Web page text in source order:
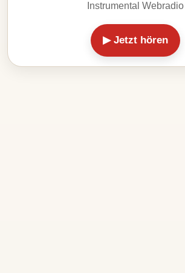
Instrumental Webradio
▶ Jetzt hören